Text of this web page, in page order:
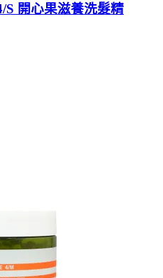
開心果滋養洗髮精